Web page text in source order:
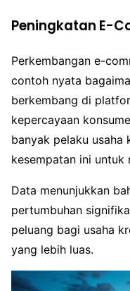
Peningkatan E-
Perkembangan e-
contoh nyata
berkembang di
kepercayaan
banyak pelaku usaha
kesempatan ini untuk
Data menunjukkan
pertumbuhan
peluang bagi usaha
yang lebih luas.